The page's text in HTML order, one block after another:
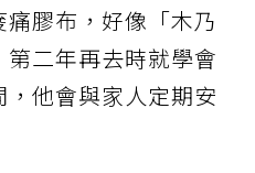
膠布，好像「木乃
二年再去時就學會
他會與家人定期安